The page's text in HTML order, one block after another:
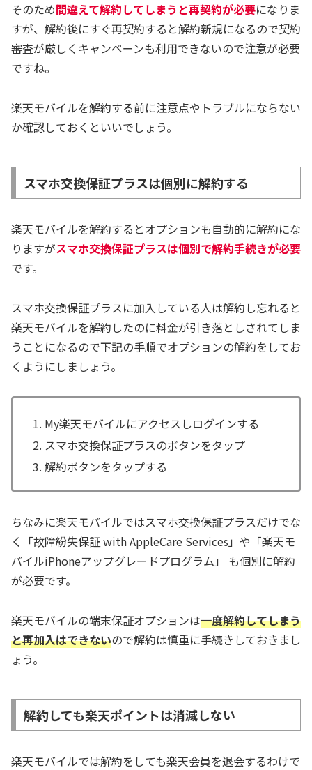
そのため間違えて解約してしまうと再契約が必要になりま
すが、解約後にすぐ再契約すると解約新規になるので契約
審査が厳しくキャンペーンも利用できないので注意が必要
ですね。
楽天モバイルを解約する前に注意点やトラブルにならない
か確認しておくといいでしょう。
スマホ交換保証プラスは個別に解約する
楽天モバイルを解約するとオプションも自動的に解約にな
りますがスマホ交換保証プラスは個別で解約手続きが必要
です。
スマホ交換保証プラスに加入している人は解約し忘れると
楽天モバイルを解約したのに料金が引き落としされてしま
うことになるので下記の手順でオプションの解約をしてお
くようにしましょう。
My楽天モバイルにアクセスしログインする
スマホ交換保証プラスのボタンをタップ
解約ボタンをタップする
ちなみに楽天モバイルではスマホ交換保証プラスだけでな
く「故障紛失保証 with AppleCare Services」や「楽天モ
バイルiPhoneアップグレードプログラム」 も個別に解約
が必要です。
楽天モバイルの端末保証オプションは一度解約してしまう
と再加入はできないので解約は慎重に手続きしておきまし
ょう。
解約しても楽天ポイントは消滅しない
楽天モバイルでは解約をしても楽天会員を退会するわけで